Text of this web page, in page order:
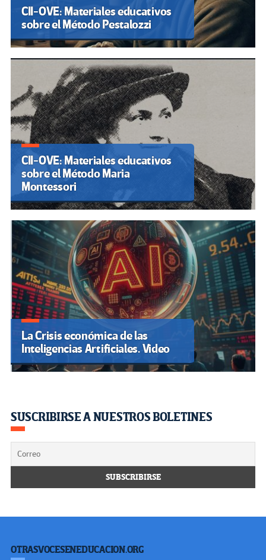
CII-OVE: Materiales educativos
sobre el Método Pestalozzi
CII-OVE: Materiales educativos
sobre el Método Maria
Montessori
La Crisis económica de las
Inteligencias Artificiales. Video
SUSCRIBIRSE A NUESTROS BOLETINES
OTRASVOCESENEDUCACION.ORG